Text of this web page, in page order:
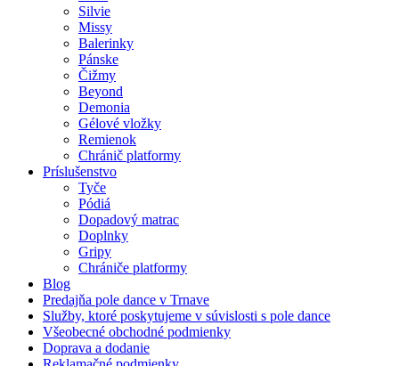
Silvie
Missy
Balerinky
Pánske
Čižmy
Beyond
Demonia
Gélové vložky
Remienok
Chránič platformy
Príslušenstvo
Tyče
Pódiá
Dopadový matrac
Doplnky
Gripy
Chrániče platformy
Blog
Predajňa pole dance v Trnave
Služby, ktoré poskytujeme v súvislosti s pole dance
Všeobecné obchodné podmienky
Doprava a dodanie